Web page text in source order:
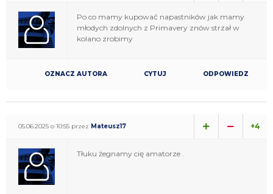
Po co mamy kupować napastników jak mamy
młodych zdolnych z Primavery znów strzał w
kolano zrobimy
OZNACZ AUTORA CYTUJ ODPOWIEDZ
05.06.2025 o 10:55 przez Mateusz17 +4
Tłuku żegnamy cię amatorze .